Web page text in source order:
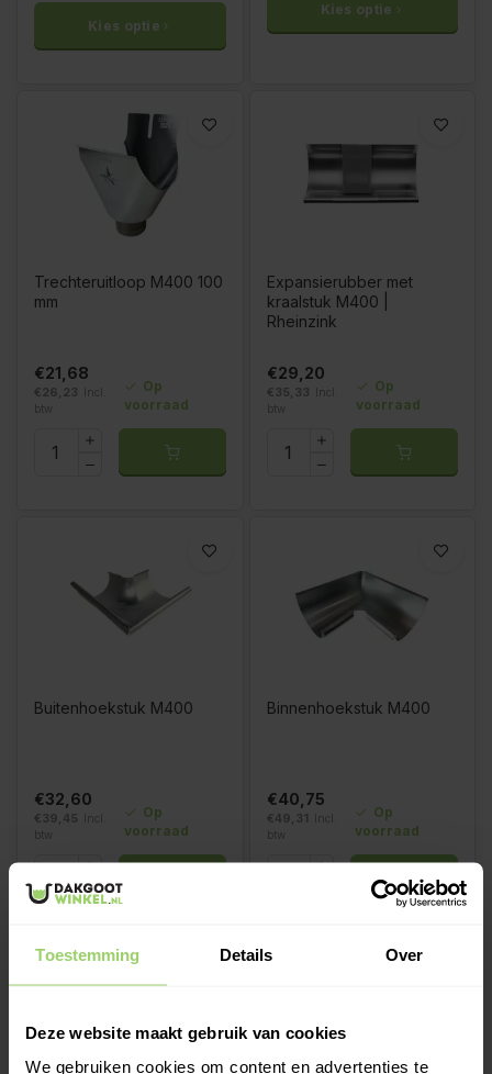
Toestemming Details Over
Deze website maakt gebruik van cookies
We gebruiken cookies om content en advertenties te
Kies optie
Kies optie
Trechteruitloop M400 100
mm
€21,68
€26,23
Incl.
btw
Op
voorraad
Expansierubber met
kraalstuk M400 |
Rheinzink
€29,20
€35,33
Incl.
btw
Op
voorraad
Buitenhoekstuk M400
€32,60
€39,45 Incl.
btw
Op
voorraad
Binnenhoekstuk M400
€40,75
€49,31 Incl.
btw
Op
voorraad